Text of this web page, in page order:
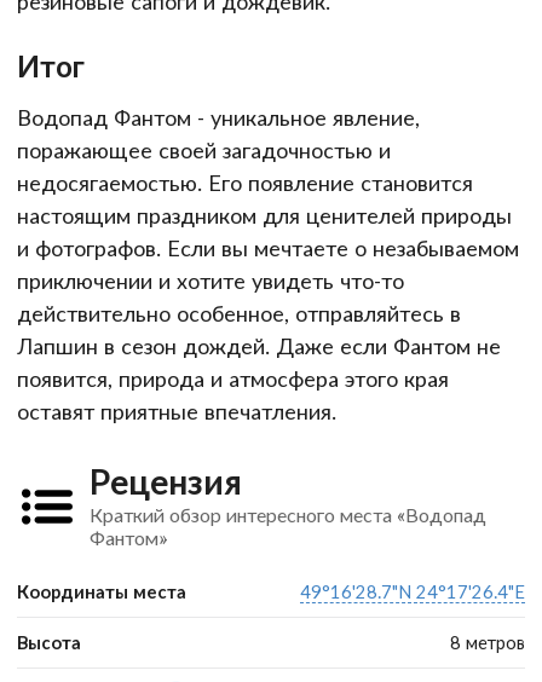
Итог
Водопад Фантом - уникальное явление,
поражающее своей загадочностью и
недосягаемостью. Его появление становится
настоящим праздником для ценителей природы
и фотографов. Если вы мечтаете о незабываемом
приключении и хотите увидеть что-то
действительно особенное, отправляйтесь в
Лапшин в сезон дождей. Даже если Фантом не
появится, природа и атмосфера этого края
оставят приятные впечатления.
Рецензия
Краткий обзор интересного места «Водопад
Фантом»
Координаты места 49°16'28.7"N 24°17'26.4"E
Высота 8 метров